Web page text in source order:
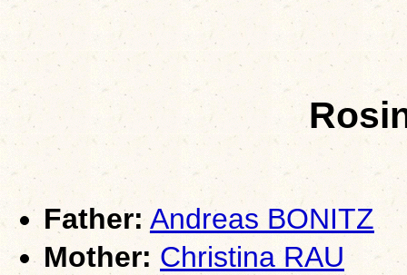
Father: Andreas BONITZ
Mother: Christina RAU